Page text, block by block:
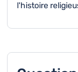
l'histoire